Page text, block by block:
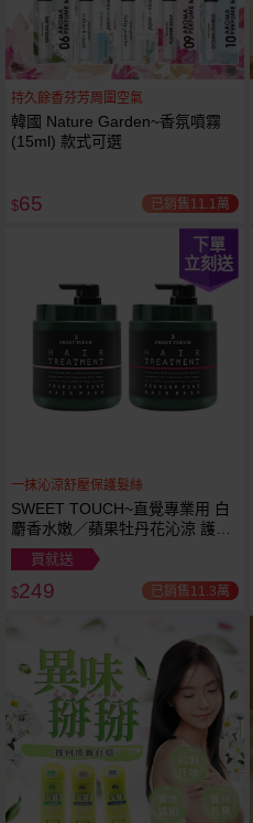
持久餘香芬芳周圍空氣
韓國 Nature Garden~香氛噴霧
(15ml) 款式可選
$65 已銷售11.1萬
下單
立刻送
一抹沁涼舒壓保護髮絲
SWEET TOUCH~直覺專業用 白
麝香水嫩／蘋果牡丹花沁涼 護髮
膜(1000ml) 款式可選 全新包裝
買就送
$249 已銷售11.3萬